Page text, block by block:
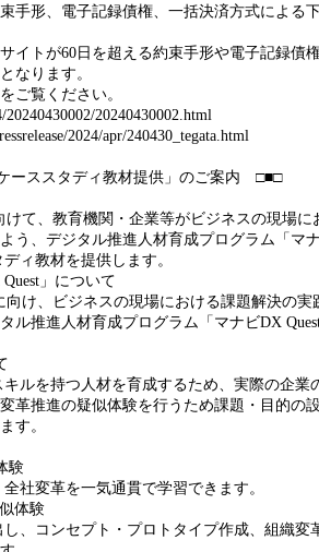
手形、電子記録債権、一括決済方式による
イトが60日を超える約束手形や電子記録債
なります。
ご覧ください。
20240430002.html
2024/apr/240430_tegata.html
ーススタディ教材提供」のご案内 □■□
て、教育機関・企業等がビジネスの現場に
う、デジタル推進人材育成プログラム「マ
ィ教材を提供します。
」について
、ビジネスの現場における課題解決の実
ル推進人材育成プログラム「マナビDX
ルを持つ人材を育成するため、実際の企業
革推進の疑似体験を行うため課題・目的の
す。
験
社変革を一気通貫で学習できます。
体験
、コンセプト・プロトタイプ作成、組織変